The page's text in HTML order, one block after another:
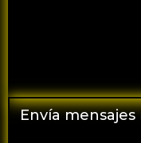
Envía mensajes